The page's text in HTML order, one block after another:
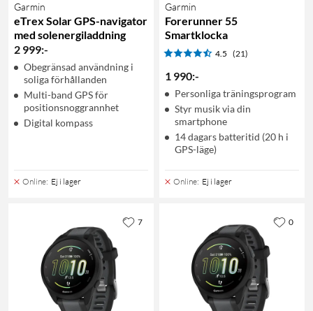
Garmin
eTrex Solar GPS-navigator
med solenergiladdning
2 999:-
Obegränsad användning i
soliga förhållanden
Multi-band GPS för
positionsnoggrannhet
Digital kompass
Online: Ej i lager
Garmin
Forerunner 55
Smartklocka
4.5 (21)
1 990:-
Personliga träningsprogram
Styr musik via din
smartphone
14 dagars batteritid (20 h i
GPS-läge)
Online: Ej i lager
7 0